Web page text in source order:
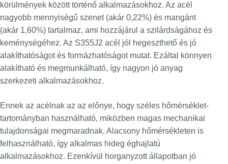
körülmények között történő alkalmazásokhoz. Az acél
nagyobb mennyiségű szenet (akár 0,22%) és mangánt
(akár 1,60%) tartalmaz, ami hozzájárul a szilárdságához és
keménységéhez. Az S355J2 acél jól hegeszthető és jó
alakíthatóságot és formázhatóságot mutat. Ezáltal könnyen
alakítható és megmunkálható, így nagyon jó anyag
szerkezeti alkalmazásokhoz.
Ennek az acélnak az az előnye, hogy széles hőmérséklet-
tartományban használható, miközben magas mechanikai
tulajdonságai megmaradnak. Alacsony hőmérsékleten is
felhasználható, így alkalmas hideg éghajlatú
alkalmazásokhoz. Ezenkívül horganyzott állapotban jó